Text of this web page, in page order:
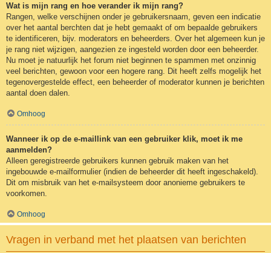
Wat is mijn rang en hoe verander ik mijn rang?
Rangen, welke verschijnen onder je gebruikersnaam, geven een indicatie
over het aantal berchten dat je hebt gemaakt of om bepaalde gebruikers
te identificeren, bijv. moderators en beheerders. Over het algemeen kun je
je rang niet wijzigen, aangezien ze ingesteld worden door een beheerder.
Nu moet je natuurlijk het forum niet beginnen te spammen met onzinnig
veel berichten, gewoon voor een hogere rang. Dit heeft zelfs mogelijk het
tegenovergestelde effect, een beheerder of moderator kunnen je berichten
aantal doen dalen.
Omhoog
Wanneer ik op de e-maillink van een gebruiker klik, moet ik me
aanmelden?
Alleen geregistreerde gebruikers kunnen gebruik maken van het
ingebouwde e-mailformulier (indien de beheerder dit heeft ingeschakeld).
Dit om misbruik van het e-mailsysteem door anonieme gebruikers te
voorkomen.
Omhoog
Vragen in verband met het plaatsen van berichten